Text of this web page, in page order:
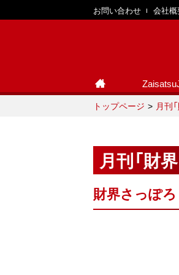
お問い合わせ 会社
トップページ 月刊
月刊「財
財界さっぽ